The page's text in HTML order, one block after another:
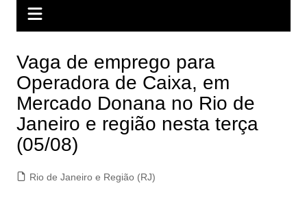
Vaga de emprego para
Operadora de Caixa, em
Mercado Donana no Rio de
Janeiro e região nesta terça
(05/08)
Rio de Janeiro e Região (RJ)